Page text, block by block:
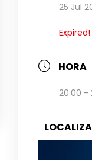
25 Jul
Expired!
HORA
20:00 -